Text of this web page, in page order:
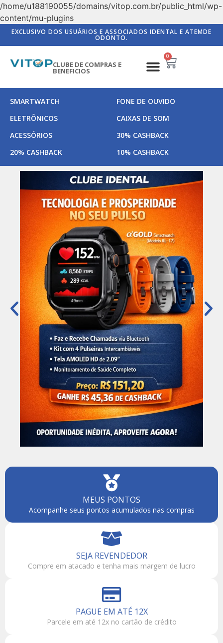
/home/u188190055/domains/vitop.com.br/public_html/wp-
content/mu-plugins
EXCLUSIVO DOS USUÁRIOS E ASSOCIADOS IDENTAL E ATEMDE
ODONTO.
CLUBE DE COMPRAS E
BENEFICIOS
0
SMARTWATCH
FONE DE OUVIDO
ELETRÔNICOS
CAIXAS DE SOM
ACESSÓRIOS
30% CASHBACK
20% CASHBACK
10% CASHBACK
MEUS PONTOS
Acompanhe seus pontos acumulados nas compras
SEJA REVENDEDOR
Compre em atacado e tenha mais margem de lucro
PAGUE EM ATÉ 12X
Parcele em até 12x no cartão de crédito